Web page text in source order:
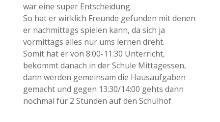
war eine super Entscheidung.
So hat er wirklich Freunde gefunden mit denen
er nachmittags spielen kann, da sich ja
vormittags alles nur ums lernen dreht.
Somit hat er von 8:00-11:30 Unterricht,
bekommt danach in der Schule Mittagessen,
dann werden gemeinsam die Hausaufgaben
gemacht und gegen 13:30/14:00 gehts dann
nochmal für 2 Stunden auf den Schulhof.